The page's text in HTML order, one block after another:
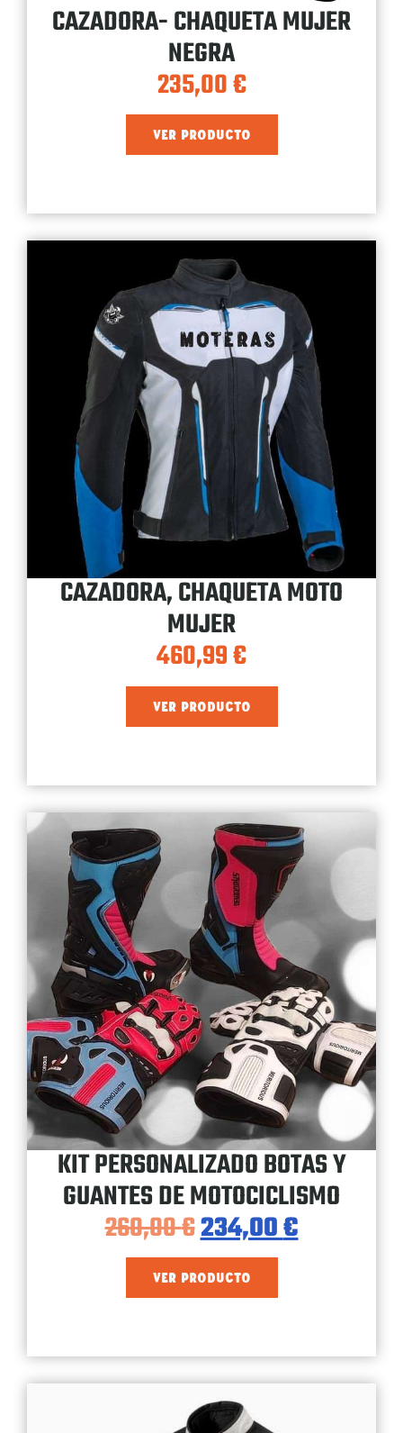
CAZADORA- CHAQUETA MUJER
NEGRA
235,00€
VER PRODUCTO
CAZADORA, CHAQUETA MOTO
MUJER
460,99€
VER PRODUCTO
KIT PERSONALIZADO BOTAS Y
GUANTES DE MOTOCICLISMO
260,00€234,00€
VER PRODUCTO